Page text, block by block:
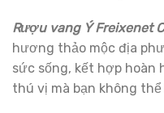
Rượu vang Ý Freixenet
hương thảo mộc địa
sức sống, kết hợp hoàn
thú vị mà bạn không thể